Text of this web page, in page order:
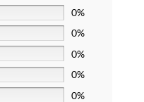
0%
0%
0%
0%
0%